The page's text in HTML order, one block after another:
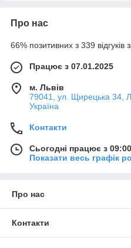
Про нас
66% позитивних з 339 відгуків
Працює з 07.01.2025
м. Львів
79041, ул. Щирецька 34,
Україна
Контакти
Сьогодні працює з
Показати весь графік
Про нас
Контакти